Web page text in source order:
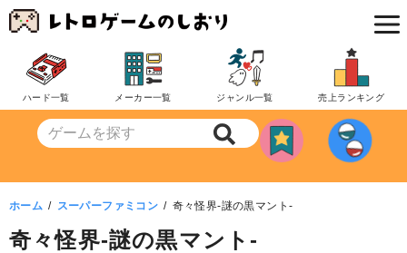
コ
ン
ツ
動
ハード一覧 メーカー一覧 ジャンル一覧 売上ランキング
ホーム スーパーファミコン 奇々怪界-謎の黒マント-
奇々怪界-謎の黒マント-